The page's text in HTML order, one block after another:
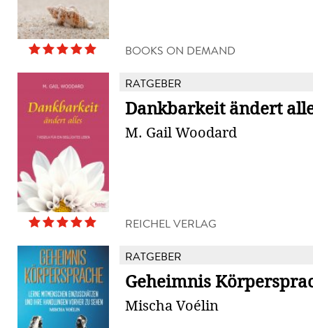
BOOKS ON DEMAND
RATGEBER
Dankbarkeit ändert
M. Gail Woodard
REICHEL VERLAG
RATGEBER
Geheimnis
Mischa Voélin